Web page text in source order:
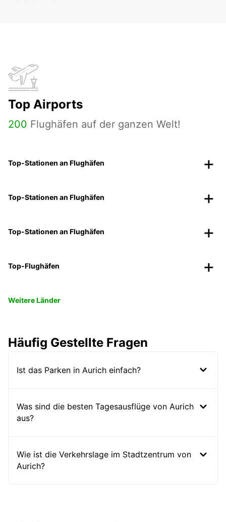
Top Airports
200 Flughäfen auf der ganzen Welt!
Top-Stationen an Flughäfen
Top-Stationen an Flughäfen
Top-Stationen an Flughäfen
Top-Flughäfen
Weitere Länder
Häufig Gestellte Fragen
Ist das Parken in Aurich einfach?
Was sind die besten Tagesausflüge von Aurich
aus?
Wie ist die Verkehrslage im Stadtzentrum von
Aurich?